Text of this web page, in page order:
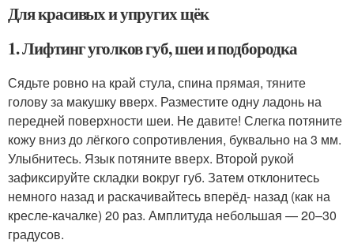
Для красивых и упругих щёк
1. Лифтинг уголков губ, шеи и подбородка
Сядьте ровно на край стула, спина прямая, тяните
голову за макушку вверх. Разместите одну ладонь на
передней поверхности шеи. Не давите! Слегка потяните
кожу вниз до лёгкого сопротивления, буквально на 3 мм.
Улыбнитесь. Язык потяните вверх. Второй рукой
зафиксируйте складки вокруг губ. Затем отклонитесь
немного назад и раскачивайтесь вперёд- назад (как на
кресле-качалке) 20 раз. Амплитуда небольшая — 20–30
градусов.